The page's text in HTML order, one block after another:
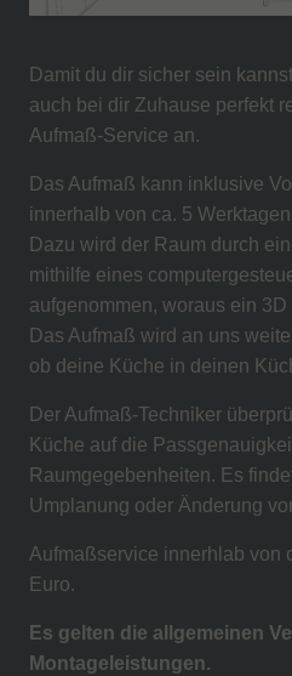
Damit du dir sicher sein
auch bei dir Zuhause perfekt
Aufmaß-Service an.
Das Aufmaß kann inklusive
innerhalb von ca. 5
Dazu wird der Raum durch
mithilfe eines
aufgenommen, woraus ein
Das Aufmaß wird an uns
ob deine Küche in deinen
Der Aufmaß-Techniker
Küche auf die
Raumgegebenheiten. Es
Umplanung oder Änderung
Aufmaßservice innerhlab von
Euro.
Es gelten die allgemeinen
Montageleistungen.